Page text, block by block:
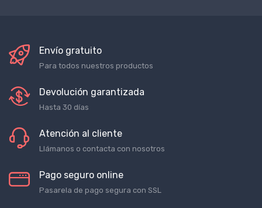
Envío gratuito
Para todos nuestros productos
Devolución garantizada
Hasta 30 días
Atención al cliente
Llámanos o contacta con nosotros
Pago seguro online
Pasarela de pago segura con SSL